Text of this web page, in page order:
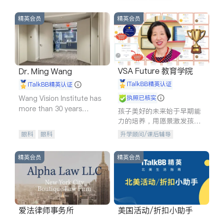
商铺租售
开发商建商
精英会员
Dr. Ming Wang
iTalkBB精英认证
Wang Vision Institute has
more than 30 years
眼科 眼科
精英会员
VSA Future 教育学院
iTalkBB精英认证
执照已核实
孩子美好的未来始于早期能
力的培养，用愿景激发孩子
的学习潜力和动力。理念：
石。
升学顾问/课后辅导
精英会员
爱法律师事务所
精英会员
美国活动/折扣小助手